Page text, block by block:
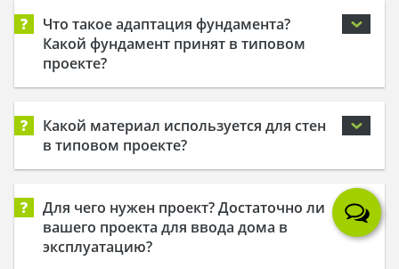
?
Что такое адаптация фундамента?
Какой фундамент принят в типовом
проекте?
?
Какой материал используется для стен
в типовом проекте?
?
Для чего нужен проект? Достаточно ли
вашего проекта для ввода дома в
эксплуатацию?